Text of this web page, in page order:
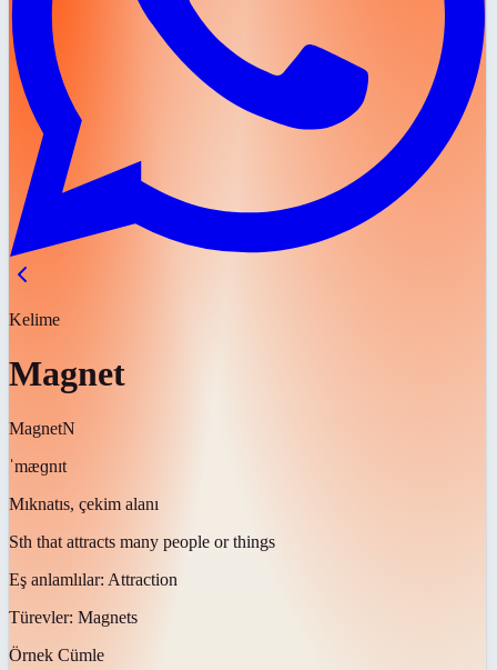
Kelime
Magnet
MagnetN
ˈmæɡnɪt
Mıknatıs, çekim alanı
Sth that attracts many people or things
Eş anlamlılar: Attraction
Türevler: Magnets
Örnek Cümle